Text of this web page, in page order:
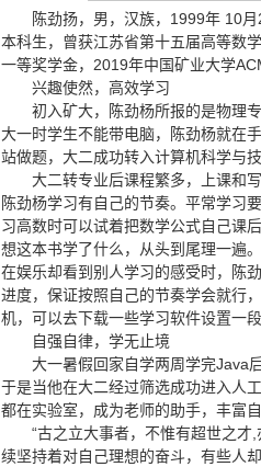
陈劲扬，男，汉族，1999年 10
本科生，曾获江苏省第十五届高等数
一等奖学金，2019年中国矿业大学
兴趣使然，高效学习
初入矿大，陈劲杨所报的是物理
大一时学生不能带电脑，陈劲杨就在
站做题，大二成功转入计算机科学与
大二转专业后课程繁多，上课和
陈劲杨学习有自己的节奏。平常学习
习高数时可以试着把数学公式自己课
想这本书学了什么，从头到尾理一遍
在娱乐却看到别人学习的感受时，陈
进度，保证按照自己的节奏学会就行
机，可以去下载一些学习软件设置一
自强自律，学无止境
大一暑假回家自学两周学完Java
于是当他在大二经过筛选成功进入人
都在实验室，成为老师的助手，丰富
“古之立大事者，不惟有超世之
续坚持着对自己理想的奋斗，有些人